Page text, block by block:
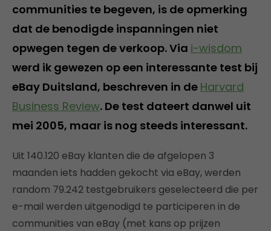
communities te begeven, is de opmerking
dat de benodigde inspanningen niet
opwegen tegen de verkoop. Via i-wisdom
werd ik gewezen op een interessante test bij
eBay Duitsland, beschreven in de Harvard
Business Review. De test dateert danwel uit
mei 2005, maar is nog steeds interessant.
Uit 140.120 eBay klanten die de afgelopen 3
maanden iets hadden gekocht via eBay, werden
random 79.242 testgebruikers geselecteerd die per
e-mail werden uitgenodigd te participeren in de
communities van eBay (met kans op prijzen